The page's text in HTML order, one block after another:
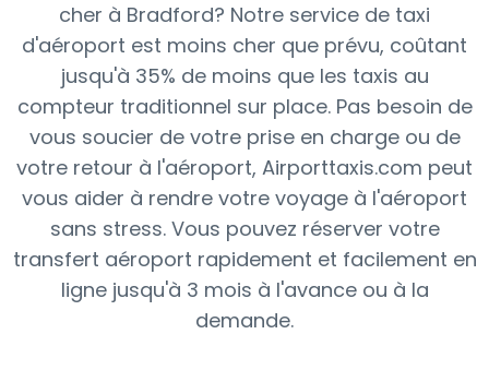
cher à Bradford? Notre service de taxi
d'aéroport est moins cher que prévu, coûtant
jusqu'à 35% de moins que les taxis au
compteur traditionnel sur place. Pas besoin de
vous soucier de votre prise en charge ou de
votre retour à l'aéroport, Airporttaxis.com peut
vous aider à rendre votre voyage à l'aéroport
sans stress. Vous pouvez réserver votre
transfert aéroport rapidement et facilement en
ligne jusqu'à 3 mois à l'avance ou à la
demande.